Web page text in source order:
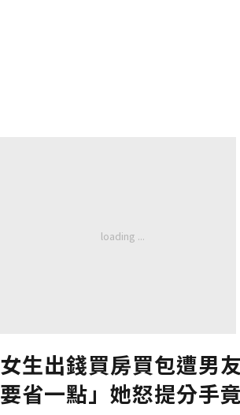
女生出錢買房買包遭男
要省一點」她怒提分手